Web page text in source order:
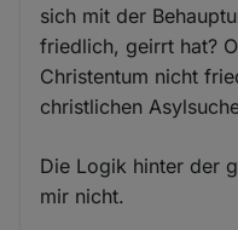
sich mit der
friedlich, geirrt hat?
Christentum nicht
christlichen
Die Logik hinter der
mir nicht.